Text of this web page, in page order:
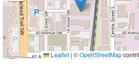
Leaflet | ©OpenStreetMap